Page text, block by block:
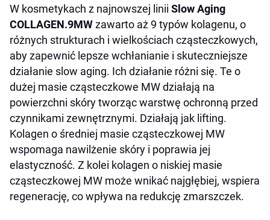
W kosmetykach z najnowszej linii Slow Aging
COLLAGEN.9MWzawarto aż 9 typów kolagenu, o
różnych strukturach i wielkościach cząsteczkowych,
aby zapewnić lepsze wchłanianie i skuteczniejsze
działanie slow aging. Ich działanie różni się. Te o
dużej masie cząsteczkowe MW działają na
powierzchni skóry tworząc warstwę ochronną przed
czynnikami zewnętrznymi. Działają jak lifting.
Kolagen o średniej masie cząsteczkowej MW
wspomaga nawilżenie skóry i poprawia jej
elastyczność. Z kolei kolagen o niskiej masie
cząsteczkowej MW może wnikać najgłębiej, wspiera
regenerację, co wpływa na redukcję zmarszczek.